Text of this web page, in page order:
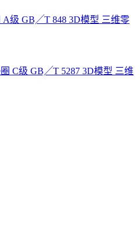
A级 GB╱T 848 3D模型 三维零
C级 GB╱T 5287 3D模型 三维